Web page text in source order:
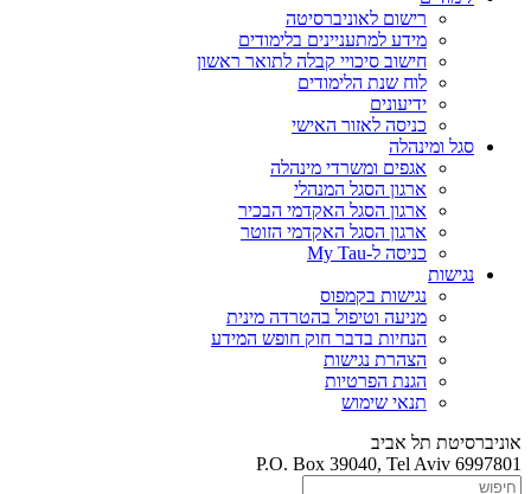
רישום לאוניברסיטה
מידע למתעניינים בלימודים
חישוב סיכויי קבלה לתואר ראשון
לוח שנת הלימודים
ידיעונים
כניסה לאזור האישי
סגל ומינהלה
אגפים ומשרדי מינהלה
ארגון הסגל המנהלי
ארגון הסגל האקדמי הבכיר
ארגון הסגל האקדמי הזוטר
כניסה ל-My Tau
נגישות
נגישות בקמפוס
מניעה וטיפול בהטרדה מינית
הנחיות בדבר חוק חופש המידע
הצהרת נגישות
הגנת הפרטיות
תנאי שימוש
אוניברסיטת תל אביב
P.O. Box 39040, Tel Aviv 6997801